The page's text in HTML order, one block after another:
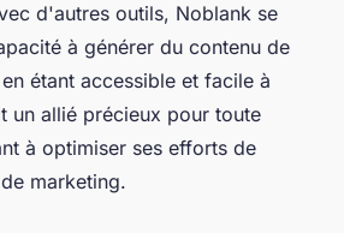
d'autres outils, Noblank se
à générer du contenu de
étant accessible et facile à
un allié précieux pour toute
à optimiser ses efforts de
marketing.